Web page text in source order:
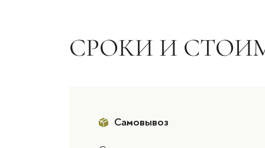
СРОКИ И
Самовывоз